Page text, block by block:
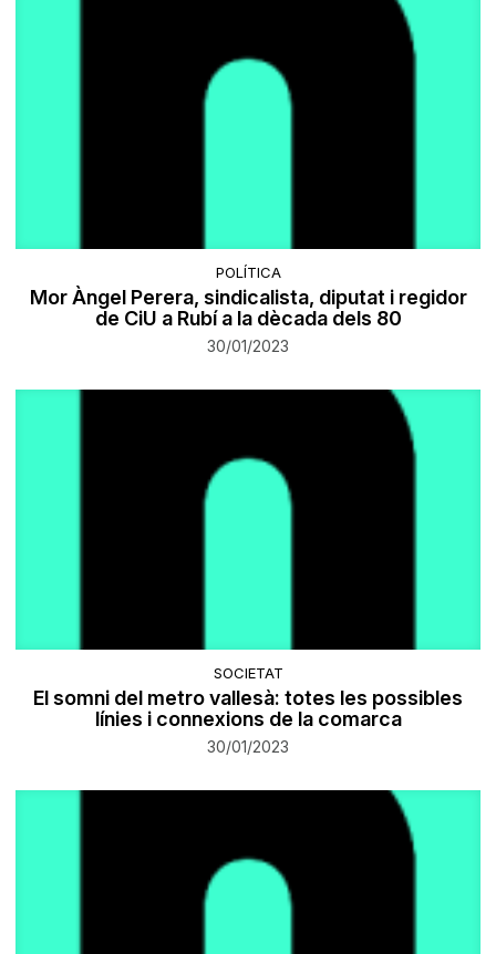
POLÍTICA
Mor Àngel Perera, sindicalista, diputat i regidor
de CiU a Rubí a la dècada dels 80
30/01/2023
SOCIETAT
El somni del metro vallesà: totes les possibles
línies i connexions de la comarca
30/01/2023